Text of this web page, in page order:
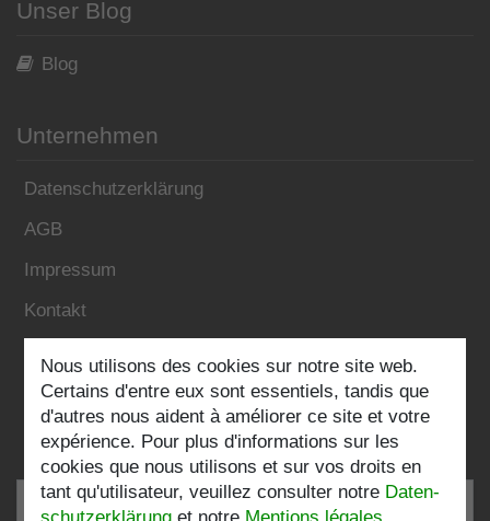
Unser Blog
Blog
Unternehmen
Datenschutzerklärung
AGB
Impressum
Kontakt
Folgen Sie uns:
Nous utilisons des cookies sur notre site web.
Certains d'entre eux sont essentiels, tandis que
d'autres nous aident à améliorer ce site et votre
expérience. Pour plus d'informations sur les
cookies que nous utilisons et sur vos droits en
tant qu'utilisateur, veuillez consulter notre Daten­